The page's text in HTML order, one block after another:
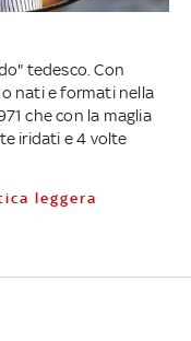
tedesco. Con
nati e formati nella
che con la maglia
iridati e 4 volte
leggera